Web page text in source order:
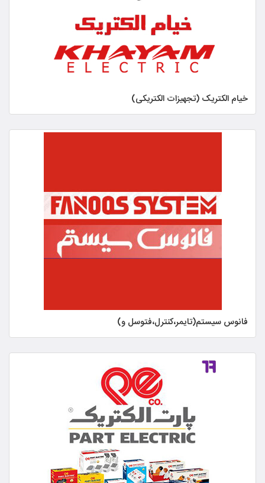
خیام الکتریک (تجهیزات الکتریکی)
فانوس سیستم(تایمر،کنترل،فتوسل و)